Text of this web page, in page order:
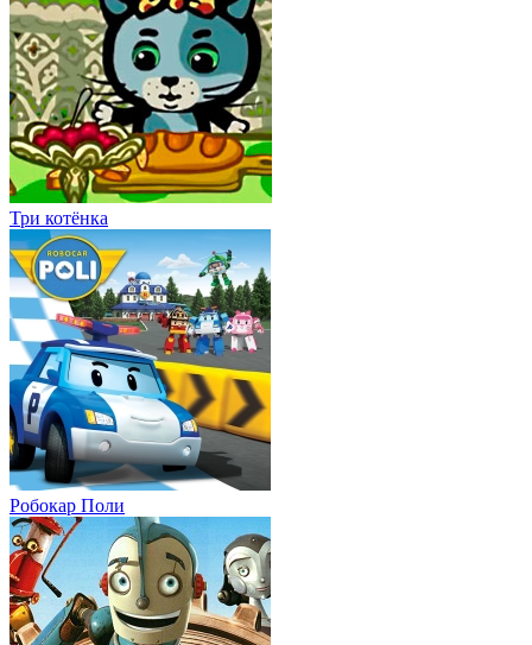
Три котёнка
Робокар Поли